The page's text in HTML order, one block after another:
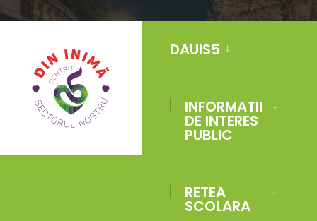
content
DAUIS5
INFORMATII
DE INTERES
PUBLIC
RETEA
SCOLARA
BOULDER CITY COUNCIL